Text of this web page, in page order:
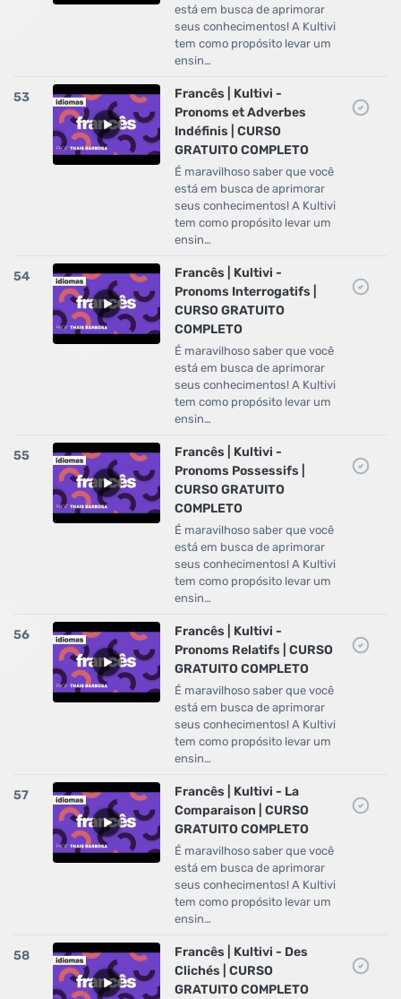
está em busca de aprimorar
seus conhecimentos! A Kultivi
tem como propósito levar um
ensin…
53
Francês | Kultivi -
Pronoms et Adverbes
Indéfinis | CURSO
GRATUITO COMPLETO
É maravilhoso saber que você
está em busca de aprimorar
seus conhecimentos! A Kultivi
tem como propósito levar um
ensin…
54
Francês | Kultivi -
Pronoms Interrogatifs |
CURSO GRATUITO
COMPLETO
É maravilhoso saber que você
está em busca de aprimorar
seus conhecimentos! A Kultivi
tem como propósito levar um
ensin…
55
Francês | Kultivi -
Pronoms Possessifs |
CURSO GRATUITO
COMPLETO
É maravilhoso saber que você
está em busca de aprimorar
seus conhecimentos! A Kultivi
tem como propósito levar um
ensin…
56
Francês | Kultivi -
Pronoms Relatifs | CURSO
GRATUITO COMPLETO
É maravilhoso saber que você
está em busca de aprimorar
seus conhecimentos! A Kultivi
tem como propósito levar um
ensin…
57
Francês | Kultivi - La
Comparaison | CURSO
GRATUITO COMPLETO
É maravilhoso saber que você
está em busca de aprimorar
seus conhecimentos! A Kultivi
tem como propósito levar um
ensin…
58
Francês | Kultivi - Des
Clichés | CURSO
GRATUITO COMPLETO